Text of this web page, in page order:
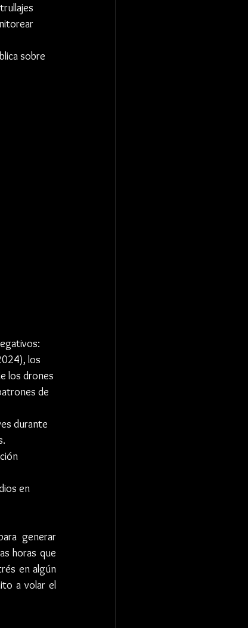
sobre
los
los drones
de
durante
en
generar
horas que
en algún
a volar el